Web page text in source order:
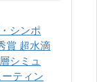
シンポ
賞 超水滴
シミュ
ティン